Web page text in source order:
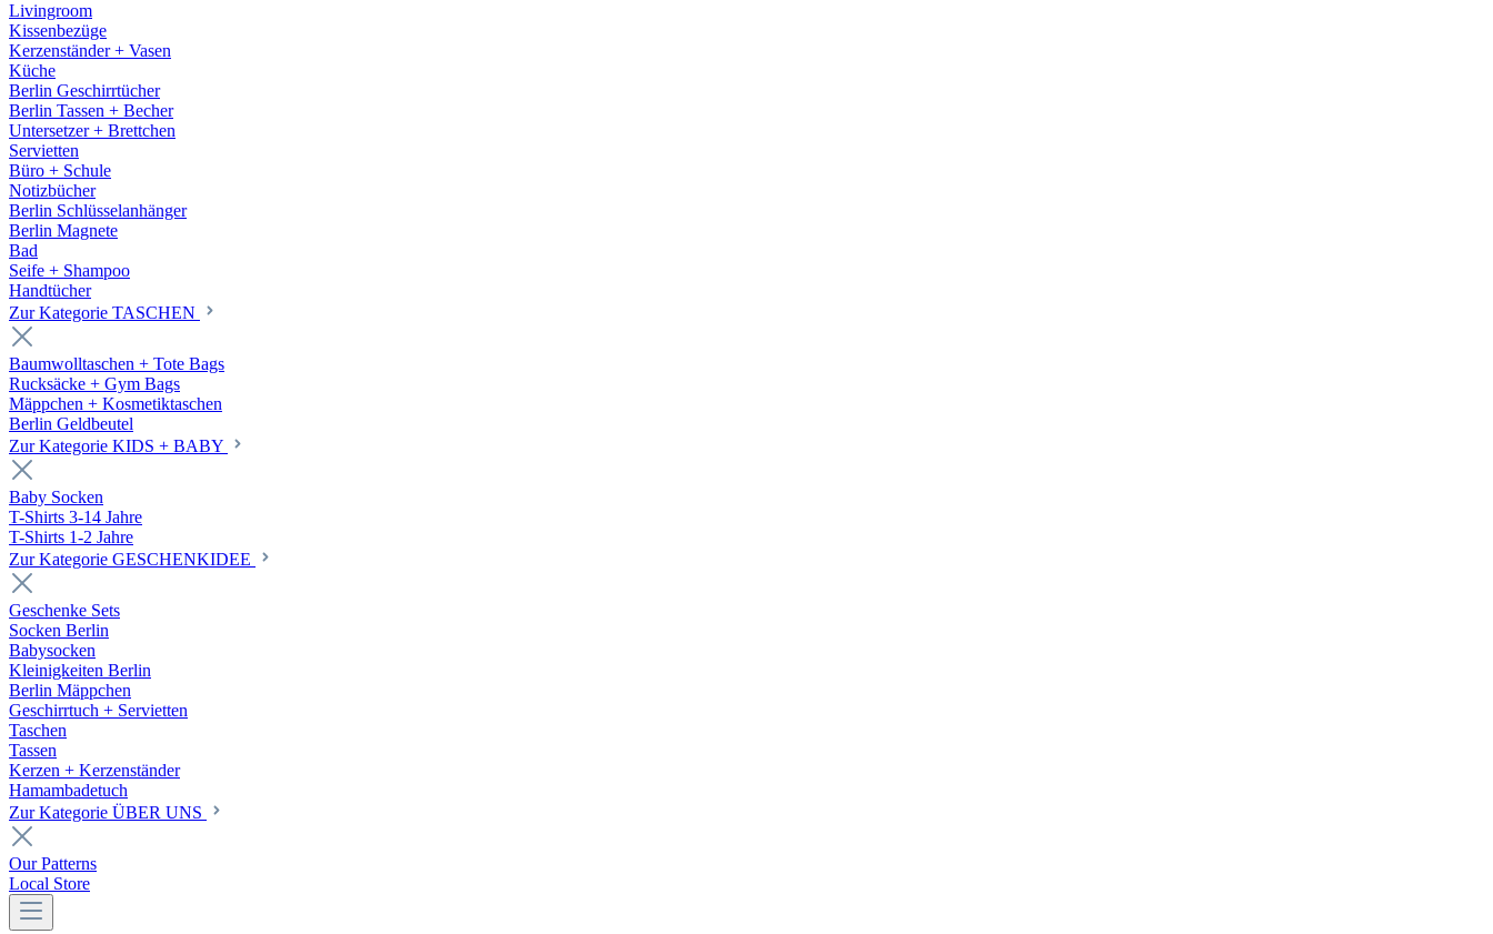
Livingroom
Kissenbezüge
Kerzenständer + Vasen
Küche
Berlin Geschirrtücher
Berlin Tassen + Becher
Untersetzer + Brettchen
Servietten
Büro + Schule
Notizbücher
Berlin Schlüsselanhänger
Berlin Magnete
Bad
Seife + Shampoo
Handtücher
Zur Kategorie TASCHEN
Baumwolltaschen + Tote Bags
Rucksäcke + Gym Bags
Mäppchen + Kosmetiktaschen
Berlin Geldbeutel
Zur Kategorie KIDS + BABY
Baby Socken
T-Shirts 3-14 Jahre
T-Shirts 1-2 Jahre
Zur Kategorie GESCHENKIDEE
Geschenke Sets
Socken Berlin
Babysocken
Kleinigkeiten Berlin
Berlin Mäppchen
Geschirrtuch + Servietten
Taschen
Tassen
Kerzen + Kerzenständer
Hamambadetuch
Zur Kategorie ÜBER UNS
Our Patterns
Local Store